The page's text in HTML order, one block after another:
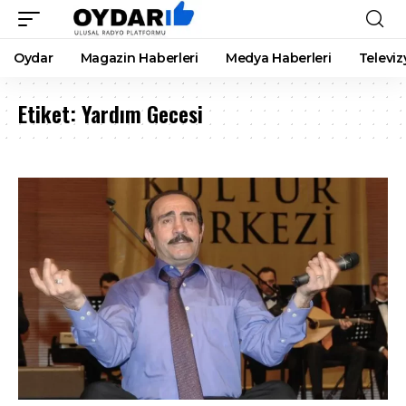
Oydar Magazin Haberleri Medya Haberleri
Etiket:Yardım Gecesi